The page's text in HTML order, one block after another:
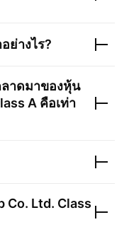
ย่างไร?
าดมาของหุ้น
A คือเท่า
Co. Ltd. Class